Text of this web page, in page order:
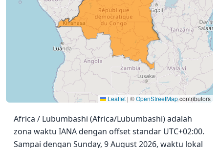
Leaflet | ©OpenStreetMapcontributors
Africa / Lubumbashi (Africa/Lubumbashi) adalah
zona waktu IANA dengan offset standar UTC+02:00.
Sampai dengan Sunday, 9 August 2026, waktu lokal